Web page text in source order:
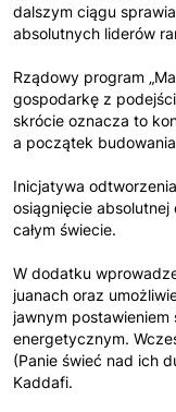
dalszym ciągu
absolutnych liderów
Rządowy program
gospodarkę z
skrócie oznacza to
a początek
Inicjatywa
osiągnięcie absolutnej
całym świecie.
W dodatku
juanach oraz
jawnym postawieniem
energetycznym.
(Panie świeć nad ich
Kaddafi.